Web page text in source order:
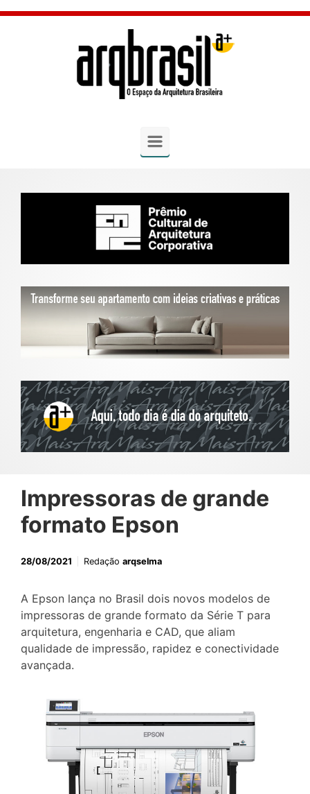
Skip to main content
Impressoras de grande
formato Epson
28/08/2021 Redação arqselma
A Epson lança no Brasil dois novos modelos de
impressoras de grande formato da Série T para
arquitetura, engenharia e CAD, que aliam
qualidade de impressão, rapidez e conectividade
avançada.